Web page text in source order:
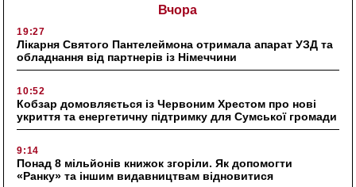
Вчора
19:27
Лікарня Святого Пантелеймона отримала апарат УЗД та
обладнання від партнерів із Німеччини
10:52
Кобзар домовляється із Червоним Хрестом про нові
укриття та енергетичну підтримку для Сумської громади
9:14
Понад 8 мільйонів книжок згоріли. Як допомогти
«Ранку» та іншим видавництвам відновитися